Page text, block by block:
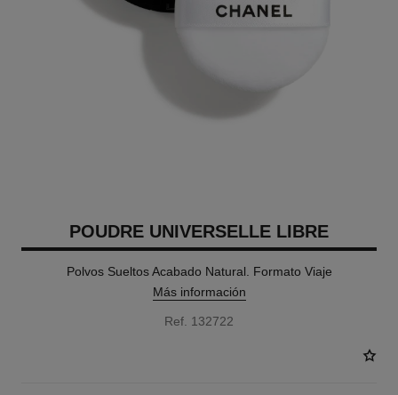
POUDRE UNIVERSELLE LIBRE
Polvos Sueltos Acabado Natural. Formato Viaje
Más información
Ref. 132722